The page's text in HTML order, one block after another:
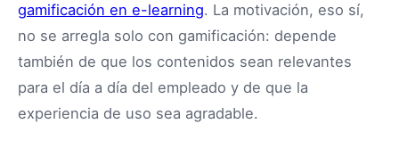
gamificación en e-learning. La motivación, eso sí,
no se arregla solo con gamificación: depende
también de que los contenidos sean relevantes
para el día a día del empleado y de que la
experiencia de uso sea agradable.